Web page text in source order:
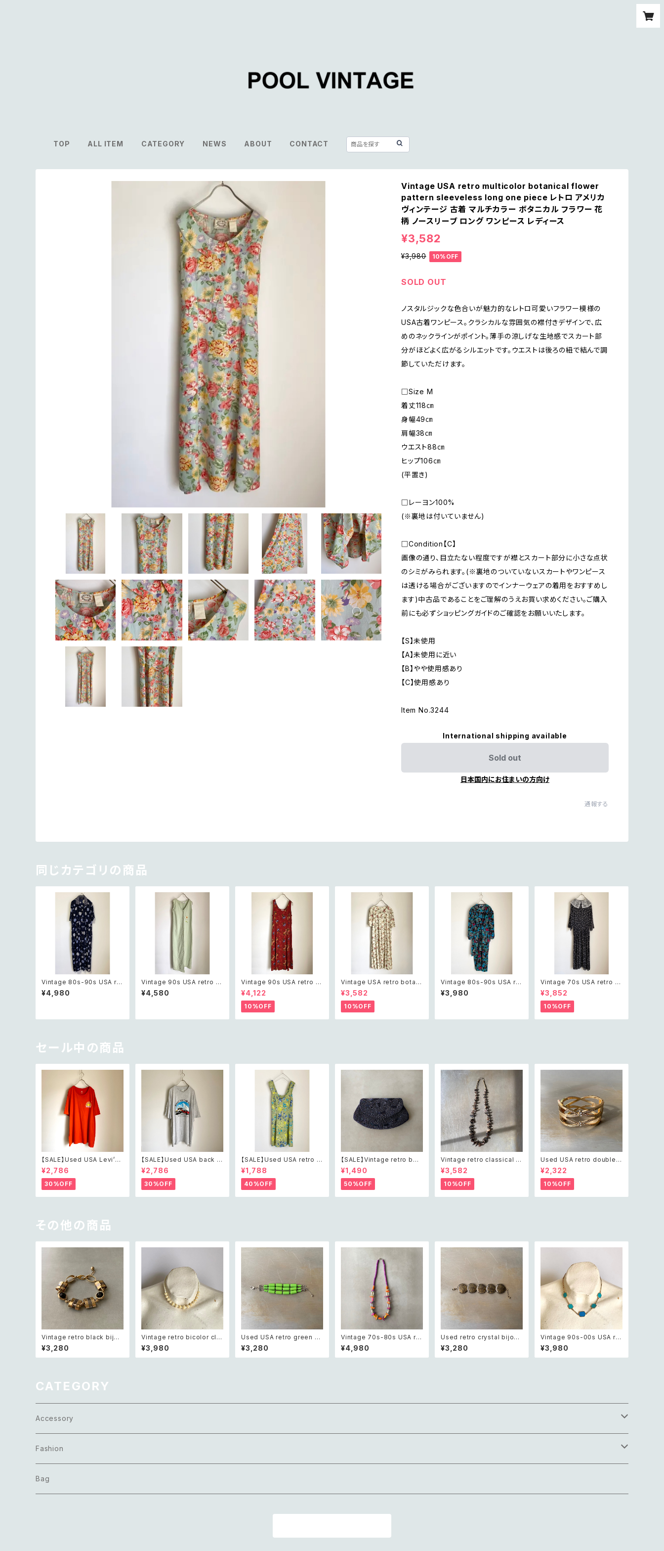
TOP ALL ITEM CATEGORY NEWS ABOUT CONTACT
Vintage USA retro multicolor botanical flower
pattern sleeveless long one piece レトロ アメリカ
ヴィンテージ 古着 マルチカラー ボタニカル フラワー 花
柄 ノースリーブ ロング ワンピース レディース
¥3,582
¥3,980 10%OFF
SOLD OUT
ノスタルジックな色合いが魅力的なレトロ可愛いフラワー模様の
USA古着ワンピース。クラシカルな雰囲気の襟付きデザインで、広
めのネックラインがポイント。薄手の涼しげな生地感でスカート部
分がほどよく広がるシルエットです。ウエストは後ろの紐で結んで調
節していただけます。
□Size M
着丈118㎝
身幅49㎝
肩幅38㎝
ウエスト88㎝
ヒップ106㎝
(平置き)
□レーヨン100%
(※裏地は付いていません)
□Condition【C】
画像の通り、目立たない程度ですが襟とスカート部分に小さな点状
のシミがみられます。(※裏地のついていないスカートやワンピース
は透ける場合がございますのでインナーウェアの着用をおすすめし
ます)中古品であることをご理解のうえお買い求めください。ご購入
前にも必ずショッピングガイドのご確認をお願いいたします。
【S】未使用
【A】未使用に近い
【B】やや使用感あり
【C】使用感あり
Item No.3244
International shipping available
Sold out
日本国内にお住まいの方向け
通報する
同じカテゴリの商品
Vintage 80s-90s USA ret
ro botanical flower patte
rn navy blue one long pi
ー 花柄 ネイビー 紺色 ロング
¥4,980
Vintage 90s USA retro b
otanical sun flower desi
gn light green sleeveles
ニカル フラワー ひまわり柄 ラ
¥4,580
Vintage 90s USA retro b
otanical flower design re
d sleeveless long one pi
ece レトロ アメリカ ヴィンテ
ージ 古着 ボタニカル フラワ
ー柄 レッド 赤 ノースリーブ
¥4,122
10%OFF
Vintage USA retro botani
cal rose flower pattern o
ne piece レトロ アメリカ ヴ
ィンテージ 古着 ボタニカル
ローズ フラワー 花柄 ワンピ
ース レディース
¥3,582
10%OFF
Vintage 80s-90s USA ret
ro artistic pattern colorfu
l made in USA onepierce
ラフル アメリカ製 七分袖 ワン
¥3,980
Vintage 70s USA retro b
otanical flower pattern m
onotone onepierce レトロ
アメリカ ヴィンテージ 古着 ボ
タニカル 花柄 モノトーン 黒×
白 七分袖 ワンピース レディ
¥3,852
10%OFF
セール中の商品
【SALE】Used USA Levi’s
sunrise design orange t
shirt レトロ アメリカ ユーズ
ド 古着 リーバイス サンライズ
デザイン オレンジ Tシャツ X
XL
¥2,786
30%OFF
【SALE】Used USA back t
o the 80s car design t sh
irt レトロ アメリカ ユーズド
古着 カーデザイン ライトグレ
ー Tシャツ XXL
¥2,786
30%OFF
【SALE】Used USA retro b
otanical flower salopett
e short pants レトロ アメリ
カ ユーズド 古着 ライトグリー
ン ボタニカル フラワー サロペ
ット ショートパンツ
¥1,788
40%OFF
【SALE】Vintage retro bea
ds embroidery navy blue
pouch レトロ ヴィンテージ
ホワイト ビーズ刺繍 ネイビー
紺色 ポーチ
¥1,490
50%OFF
Vintage retro classical ro
ugh cut shell beads nec
klace レトロ ヴィンテージ ア
クセサリー クラシカル ラフカ
ット シェル ビーズ ネックレス
¥3,582
10%OFF
Used USA retro double c
ross crystal bijou bangle
レトロ アメリカ ユーズド アク
セサリー ゴールド ダブル クロ
ス ビジュー バングル
¥2,322
10%OFF
その他の商品
Vintage retro black bijou
bicolor chain bracelet レ
トロ ヴィンテージ アクセサリ
ー ブラック ビジュー バイカラ
¥3,280
Vintage retro bicolor cla
ssical carving beads nec
klace レトロ ヴィンテージ ア
クセサリー オフホワイト バイ
¥3,980
Used USA retro green b
eads bracelet レトロ アメ
リカ ユーズド アクセサリー グ
リーン ビーズ 3連 ブレスレッ
¥3,280
Vintage 70s-80s USA ret
ro multicolor wood bead
s necklace レトロ アメリカ
ヴィンテージ アクセサリー マ
¥4,980
Used retro crystal bijou
antique design bracelet
レトロ ユーズド アクセサリー
クリスタル ビジュー アンティ
¥3,280
Vintage 90s-00s USA ret
ro blue bicolor enamel h
exagon design necklace
レトロ アメリカ ヴィンテージ
¥3,980
CATEGORY
Accessory
Necklace
Pierce
Fashion
Tops
Bag